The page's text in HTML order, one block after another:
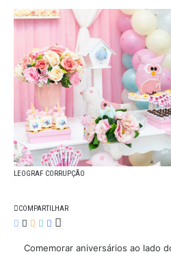
LEOGRAF CORRUPÇÃO
COMPARTILHAR
Comemorar aniversários ao lado